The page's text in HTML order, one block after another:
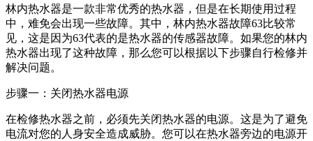
林内热水器是一款非常优秀的热水器，但是在长期使用过程
中，难免会出现一些故障。其中，林内热水器故障63比较常
见，这是因为63代表的是热水器的传感器故障。如果您的林内
热水器出现了这种故障，那么您可以根据以下步骤自行检修并
解决问题。
步骤一：关闭热水器电源
在检修热水器之前，必须先关闭热水器的电源。这是为了避免
电流对您的人身安全造成威胁。您可以在热水器旁边的电源开